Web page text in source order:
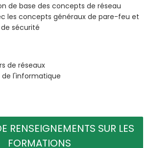
de base des concepts de réseau
les concepts généraux de pare-feu et
sécurité
de réseaux
de l'informatique
RENSEIGNEMENTS SUR LES
FORMATIONS